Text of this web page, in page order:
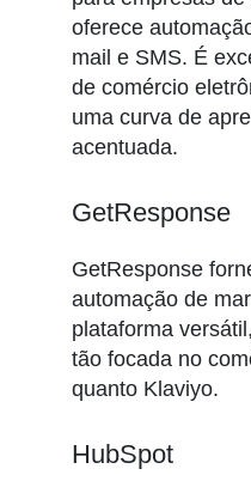
oferece
mail e SMS. É
de comércio
uma curva de
acentuada.
GetResponse
GetResponse
automação de
plataforma
tão focada no
quanto Klaviyo.
HubSpot